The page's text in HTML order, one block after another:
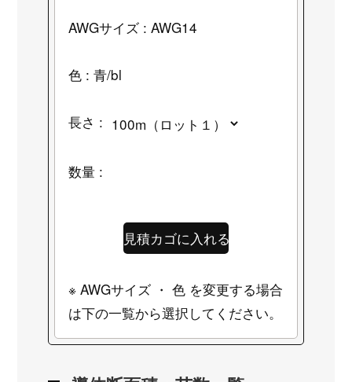
AWGサイズ : AWG14
色 : 青/bl
長さ :
数量 :
※ AWGサイズ ・ 色 を変更する場合
は下の一覧から選択してください。